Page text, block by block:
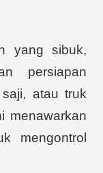
yang sibuk,
persiapan
atau truk
menawarkan
mengontrol